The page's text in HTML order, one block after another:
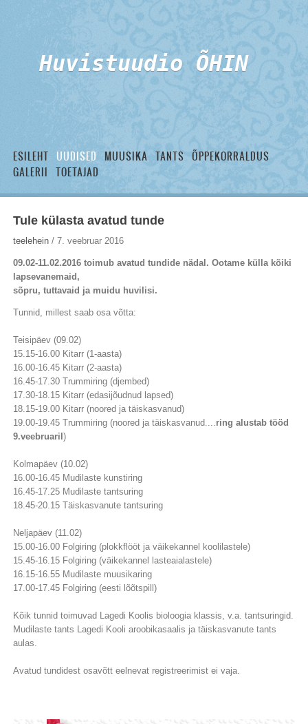
Huvistuudio ÕHIN
ESILEHT UUDISED MUUSIKA TANTS ÕPPEKORRALDUS
GALERII
TOETAJAD
Tule külasta avatud tunde
teelehein / 7. veebruar 2016
09.02-11.02.2016 toimub avatud tundide nädal. Ootame külla kõiki
lapsevanemaid,
sõpru, tuttavaid ja muidu huvilisi.
Tunnid, millest saab osa võtta:
Teisipäev (09.02)
15.15-16.00 Kitarr (1-aasta)
16.00-16.45 Kitarr (2-aasta)
16.45-17.30 Trummiring (djembed)
17.30-18.15 Kitarr (edasijõudnud lapsed)
18.15-19.00 Kitarr (noored ja täiskasvanud)
19.00-19.45 Trummiring (noored ja täiskasvanud....ring alustab tööd
9.veebruaril )
Kolmapäev (10.02)
16.00-16.45 Mudilaste kunstiring
16.45-17.25 Mudilaste tantsuring
18.45-20.15 Täiskasvanute tantsuring
Neljapäev (11.02)
15.00-16.00 Folgiring (plokkflööt ja väikekannel koolilastele)
15.45-16.15 Folgiring (väikekannel lasteaialastele)
16.15-16.55 Mudilaste muusikaring
17.00-17.45 Folgiring (eesti lõõtspill)
Kõik tunnid toimuvad Lagedi Koolis bioloogia klassis, v.a. tantsuringid.
Mudilaste tants Lagedi Kooli aroobikasaalis ja täiskasvanute tants
aulas.
Avatud tundidest osavõtt eelnevat registreerimist ei vaja.